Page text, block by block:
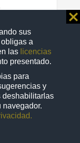
sus
a
las licencias
presentado.
para
y
deshabilitarlas
navegador.
⨯